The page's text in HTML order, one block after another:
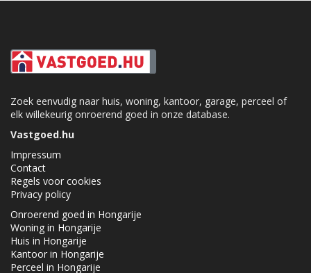
Zoek eenvudig naar huis, woning, kantoor, garage, perceel of
elk willekeurig onroerend goed in onze database.
Vastgoed.hu
Impressum
Contact
Regels voor cookies
Privacy policy
Onroerend goed in Hongarije
Woning in Hongarije
Huis in Hongarije
Kantoor in Hongarije
Perceel in Hongarije